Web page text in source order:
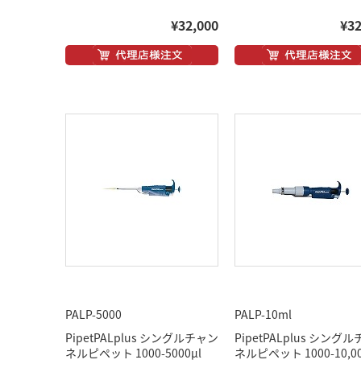
¥32,000
PALP-5000
PipetPALplus シングルチャン
ネルピペット 1000-5000μl
PALP-10ml
PipetPALplus シングル
ネルピペット 1000-